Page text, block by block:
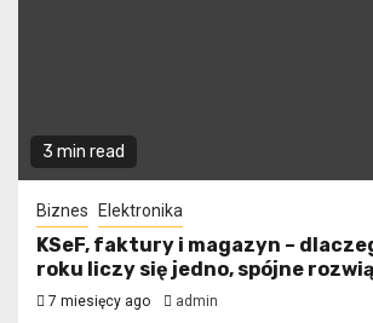
3 min read
Biznes Elektronika
KSeF, faktury i magazyn –
roku liczy się jedno, spójne
7 miesięcy ago admin